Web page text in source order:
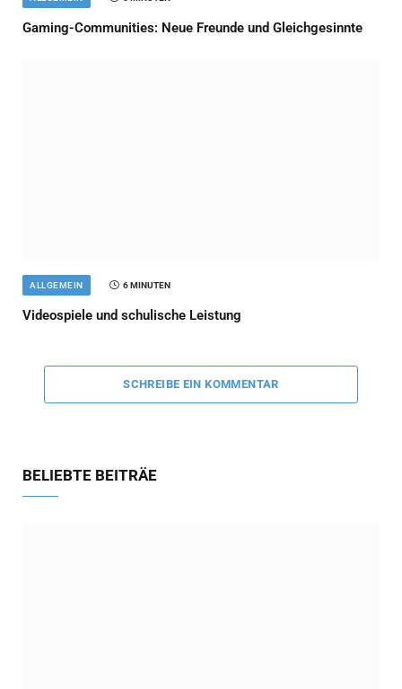
Gaming-Communities: Neue Freunde und Gleichgesinnte
ALLGEMEIN 6 MINUTEN
Videospiele und schulische Leistung
SCHREIBE EIN KOMMENTAR
BELIEBTE BEITRÄE